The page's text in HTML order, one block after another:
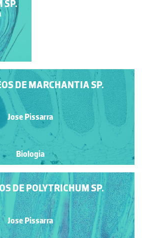
DE MARCHANTIA SP.
Jose Pissarra
Biologia
SP.
DE POLYTRICHUM SP.
Jose Pissarra